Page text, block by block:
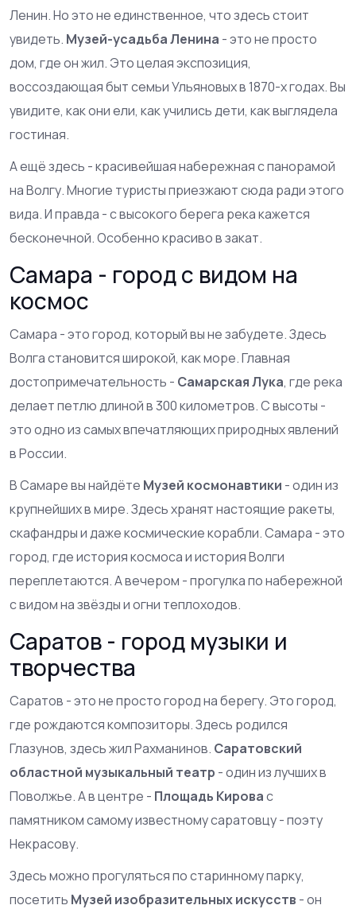
Ленин. Но это не единственное, что здесь стоит
увидеть. Музей-усадьба Ленина - это не просто
дом, где он жил. Это целая экспозиция,
воссоздающая быт семьи Ульяновых в 1870-х годах. Вы
увидите, как они ели, как учились дети, как выглядела
гостиная.
А ещё здесь - красивейшая набережная с панорамой
на Волгу. Многие туристы приезжают сюда ради этого
вида. И правда - с высокого берега река кажется
бесконечной. Особенно красиво в закат.
Самара - город с видом на
космос
Самара - это город, который вы не забудете. Здесь
Волга становится широкой, как море. Главная
достопримечательность - Самарская Лука, где река
делает петлю длиной в 300 километров. С высоты -
это одно из самых впечатляющих природных явлений
в России.
В Самаре вы найдёте Музей космонавтики - один из
крупнейших в мире. Здесь хранят настоящие ракеты,
скафандры и даже космические корабли. Самара - это
город, где история космоса и история Волги
переплетаются. А вечером - прогулка по набережной
с видом на звёзды и огни теплоходов.
Саратов - город музыки и
творчества
Саратов - это не просто город на берегу. Это город,
где рождаются композиторы. Здесь родился
Глазунов, здесь жил Рахманинов. Саратовский
областной музыкальный театр - один из лучших в
Поволжье. А в центре - Площадь Кировас
памятником самому известному саратовцу - поэту
Некрасову.
Здесь можно прогуляться по старинному парку,
посетить Музей изобразительных искусств - он